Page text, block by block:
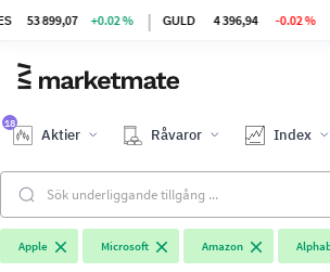
53 899,07 +0.02 % | GULD 4 396,94 -0.02 % |
18
Aktier Råvaror Index
Apple Microsoft Amazon